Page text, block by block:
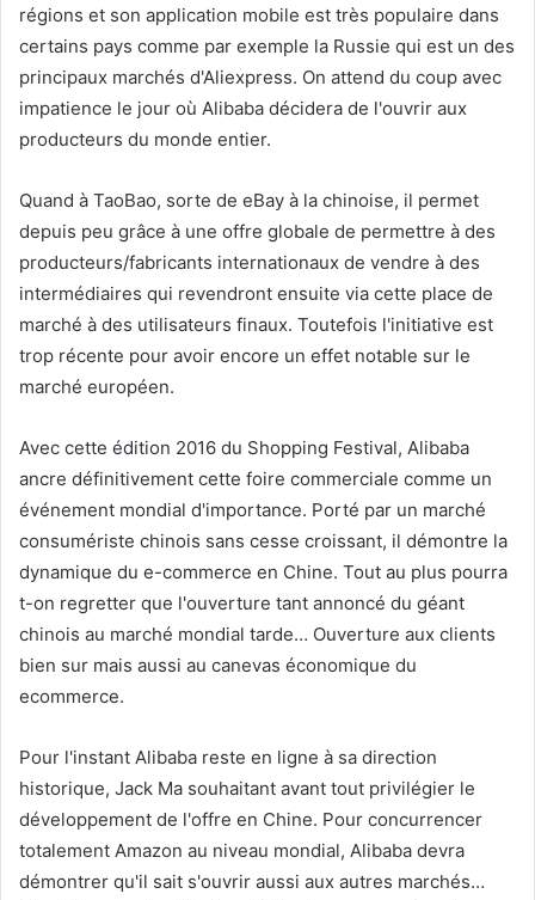
régions et son application mobile est très populaire dans
certains pays comme par exemple la Russie qui est un des
principaux marchés d'Aliexpress. On attend du coup avec
impatience le jour où Alibaba décidera de l'ouvrir aux
producteurs du monde entier.
Quand à TaoBao, sorte de eBay à la chinoise, il permet
depuis peu grâce à une offre globale de permettre à des
producteurs/fabricants internationaux de vendre à des
intermédiaires qui revendront ensuite via cette place de
marché à des utilisateurs finaux. Toutefois l'initiative est
trop récente pour avoir encore un effet notable sur le
marché européen.
Avec cette édition 2016 du Shopping Festival, Alibaba
ancre définitivement cette foire commerciale comme un
événement mondial d'importance. Porté par un marché
consumériste chinois sans cesse croissant, il démontre la
dynamique du e-commerce en Chine. Tout au plus pourra
t-on regretter que l'ouverture tant annoncé du géant
chinois au marché mondial tarde… Ouverture aux clients
bien sur mais aussi au canevas économique du
ecommerce.
Pour l'instant Alibaba reste en ligne à sa direction
historique, Jack Ma souhaitant avant tout privilégier le
développement de l'offre en Chine. Pour concurrencer
totalement Amazon au niveau mondial, Alibaba devra
démontrer qu'il sait s'ouvrir aussi aux autres marchés…